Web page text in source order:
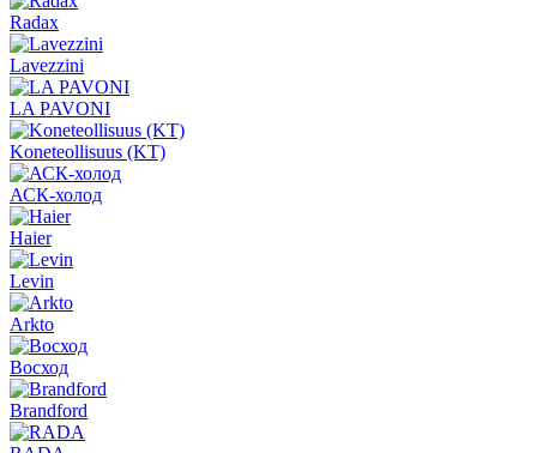
Radax
Lavezzini
LA PAVONI
Koneteollisuus (KT)
АСК-холод
Haier
Levin
Arkto
Восход
Brandford